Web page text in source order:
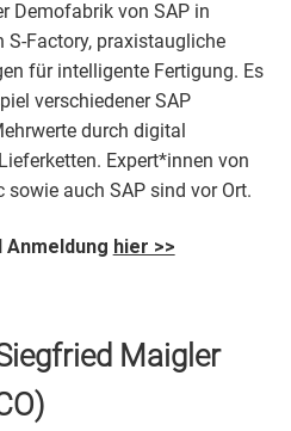
Demofabrik von SAP in
Factory, praxistaugliche
für intelligente Fertigung. Es
verschiedener SAP
durch digital
Expert*innen von
sowie auch SAP sind vor Ort.
Anmeldung hier >>
Maigler